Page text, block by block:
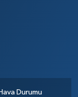
Durumu